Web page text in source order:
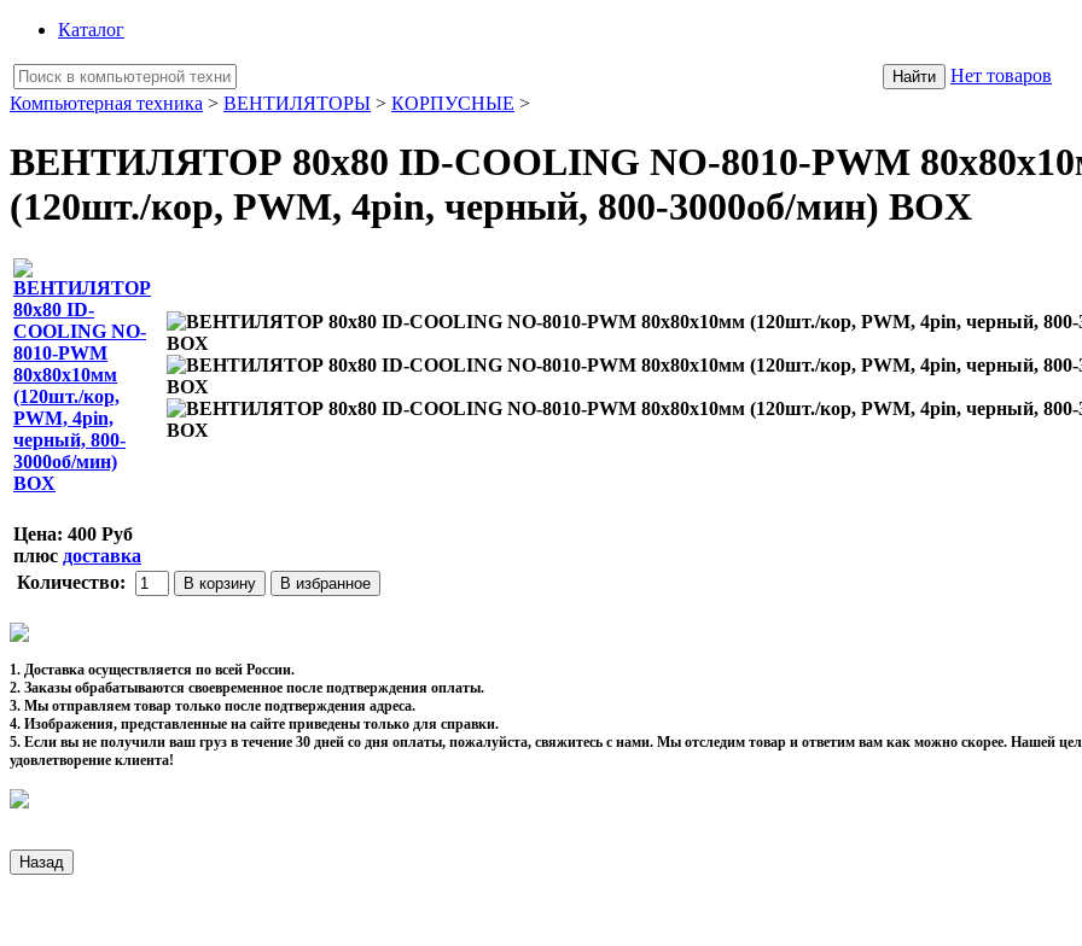
Каталог
Нет товаров
Компьютерная техника > ВЕНТИЛЯТОРЫ > КОРПУСНЫЕ >
ВЕНТИЛЯТОР 80х80 ID-COOLING NO-8010-PWM
(120шт./кор, PWM, 4pin, черный, 800-3000об/мин) BOX
Цена: 400 Руб
плюс доставка
Количество:
1. Доставка осуществляется по всей России.
2. Заказы обрабатываются своевременное после подтверждения оплаты.
3. Мы отправляем товар только после подтверждения адреса.
4. Изображения, представленные на сайте приведены только для справки.
5. Если вы не получили ваш груз в течение 30 дней со дня оплаты, пожалуйста, свяжитесь с нами. Мы отследим товар и ответим вам как можно скорее. Нашей
удовлетворение клиента!